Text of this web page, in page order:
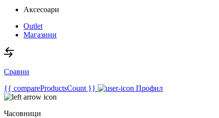
Аксесоари
Outlet
Магазини
Сравни
{{ compareProductsCount }}
Профил
Часовници